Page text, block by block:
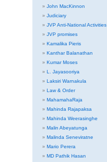
John MacKinnon
Judiciary
JVP Anti-National Activities
JVP promises
Kamalika Pieris
Kanthar Balanathan
Kumar Moses
L. Jayasooriya
Laksiri Warnakula
Law & Order
MahamahaRaja
Mahinda Rajapaksa
Mahinda Weerasinghe
Malin Abeyatunga
Malinda Seneviratne
Mario Perera
MD Pathik Hasan